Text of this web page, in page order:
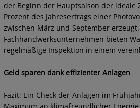
der Beginn der Hauptsaison der ideale
Prozent des Jahresertrags einer
zwischen März und September
Fachhandwerksunternehmen bieten
regelmäßige Inspektion in einem
Geld sparen dank effizienter Anlagen
Fazit: Ein Check der Anlagen im